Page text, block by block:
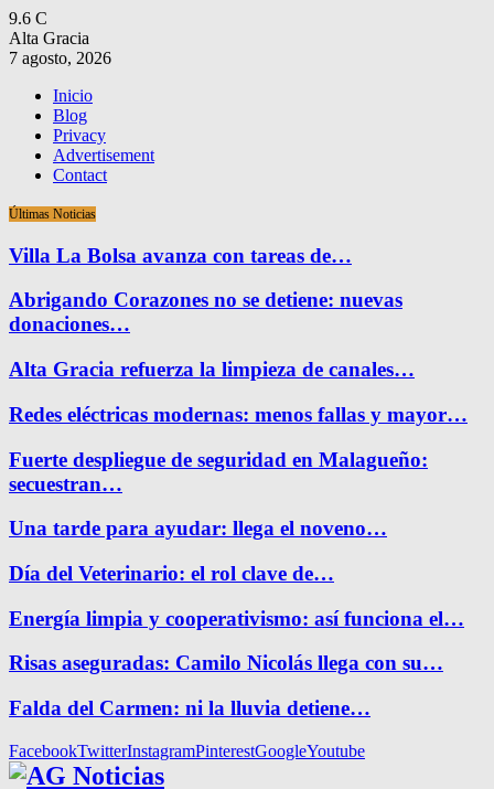
9.6 C
Alta Gracia
7 agosto, 2026
Inicio
Blog
Privacy
Advertisement
Contact
Últimas Noticias
Villa La Bolsa avanza con tareas de…
Abrigando Corazones no se detiene: nuevas
donaciones…
Alta Gracia refuerza la limpieza de canales…
Redes eléctricas modernas: menos fallas y mayor…
Fuerte despliegue de seguridad en Malagueño:
secuestran…
Una tarde para ayudar: llega el noveno…
Día del Veterinario: el rol clave de…
Energía limpia y cooperativismo: así funciona el…
Risas aseguradas: Camilo Nicolás llega con su…
Falda del Carmen: ni la lluvia detiene…
FacebookTwitterInstagramPinterestGoogleYoutube